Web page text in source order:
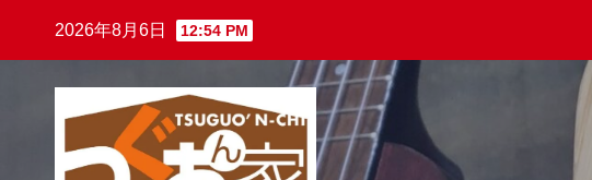
2026年8月6日 12:54 PM